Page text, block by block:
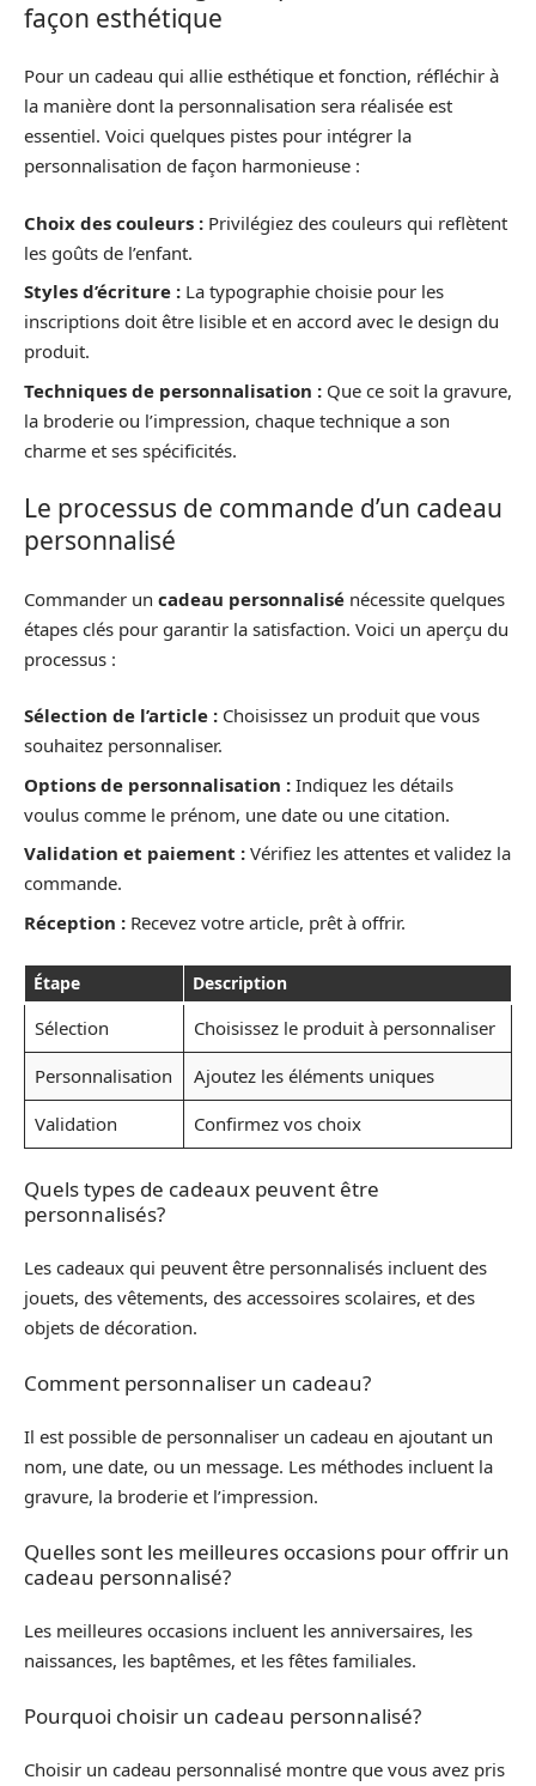
façon esthétique
Pour un cadeau qui allie esthétique et fonction, réfléchir à
la manière dont la personnalisation sera réalisée est
essentiel. Voici quelques pistes pour intégrer la
personnalisation de façon harmonieuse :
Choix des couleurs : Privilégiez des couleurs qui reflètent
les goûts de l’enfant.
Styles d’écriture : La typographie choisie pour les
inscriptions doit être lisible et en accord avec le design du
produit.
Techniques de personnalisation : Que ce soit la gravure,
la broderie ou l’impression, chaque technique a son
charme et ses spécificités.
Le processus de commande d’un cadeau
personnalisé
Commander un cadeau personnalisé nécessite quelques
étapes clés pour garantir la satisfaction. Voici un aperçu du
processus :
Sélection de l’article : Choisissez un produit que vous
souhaitez personnaliser.
Options de personnalisation : Indiquez les détails
voulus comme le prénom, une date ou une citation.
Validation et paiement : Vérifiez les attentes et validez la
commande.
Réception : Recevez votre article, prêt à offrir.
Étape Description
Sélection
Choisissez le produit à personnaliser
Personnalisation
Ajoutez les éléments uniques
Validation
Confirmez vos choix
Quels types de cadeaux peuvent être
personnalisés?
Les cadeaux qui peuvent être personnalisés incluent des
jouets, des vêtements, des accessoires scolaires, et des
objets de décoration.
Comment personnaliser un cadeau?
Il est possible de personnaliser un cadeau en ajoutant un
nom, une date, ou un message. Les méthodes incluent la
gravure, la broderie et l’impression.
Quelles sont les meilleures occasions pour offrir un
cadeau personnalisé?
Les meilleures occasions incluent les anniversaires, les
naissances, les baptêmes, et les fêtes familiales.
Pourquoi choisir un cadeau personnalisé?
Choisir un cadeau personnalisé montre que vous avez pris